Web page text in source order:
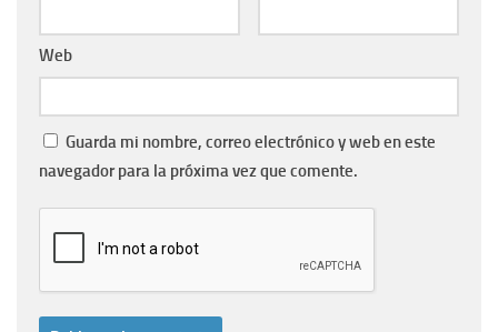
Web
Guarda mi nombre, correo electrónico y web en este
navegador para la próxima vez que comente.